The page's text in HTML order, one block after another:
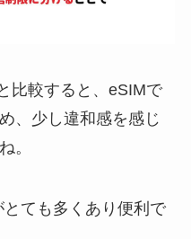
比較すると、eSIMで
、少し違和感を感じ
。
ても多くあり便利で